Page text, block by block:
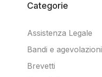
Categorie
Assistenza Legale
Bandi e agevolazioni
Brevetti